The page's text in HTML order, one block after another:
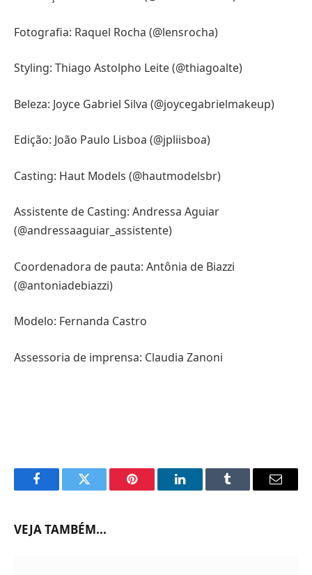
Fotografia: Raquel Rocha (@lensrocha)
Styling: Thiago Astolpho Leite (@thiagoalte)
Beleza: Joyce Gabriel Silva (@joycegabrielmakeup)
Edição: João Paulo Lisboa (@jpliisboa)
Casting: Haut Models (@hautmodelsbr)
Assistente de Casting: Andressa Aguiar
(@andressaaguiar_assistente)
Coordenadora de pauta: Antônia de Biazzi
(@antoniadebiazzi)
Modelo: Fernanda Castro
Assessoria de imprensa: Claudia Zanoni
FacebookTwitter Pinterest LinkedInTumblr Email
VEJA TAMBÉM...